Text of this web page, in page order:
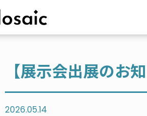
【展示会出展のお
2026.05.14